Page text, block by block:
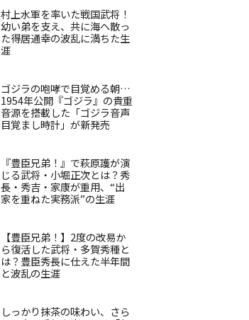
村上水軍を率いた戦国武将！
幼い弟を支え、共に海へ散っ
た得居通幸の波乱に満ちた生
涯
ゴジラの咆哮で目覚める朝…
1954年公開『ゴジラ』の貴重
音源を搭載した「ゴジラ音声
目覚まし時計」が新発売
『豊臣兄弟！』で萩原護が演
じる武将・小堀正次とは？秀
長・秀吉・家康が重用、“出
家を重ねた実務派”の生涯
【豊臣兄弟！】2度の改易か
ら復活した武将・多賀秀種と
は？豊臣秀長に仕えた半年間
と波乱の生涯
しっかり抹茶の味わい、さら